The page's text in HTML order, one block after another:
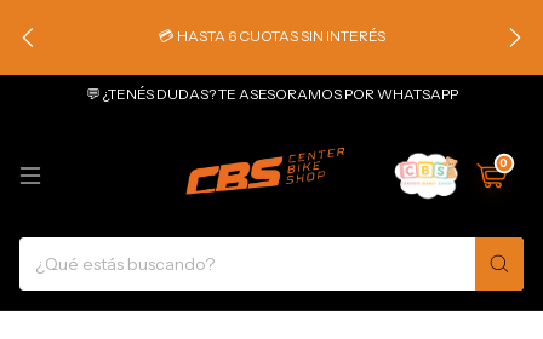
💳 HASTA 6 CUOTAS SIN INTERÉS
💬 ¿TENÉS DUDAS? TE ASESORAMOS POR WHATSAPP
0